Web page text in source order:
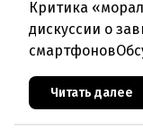
Критика
дискуссии о
от смартфонов
Йовичич из
Читать далее